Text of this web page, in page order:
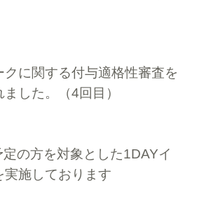
に関する付与適格性審査を
した。（4回目）
の方を対象とした1DAYイ
実施しております